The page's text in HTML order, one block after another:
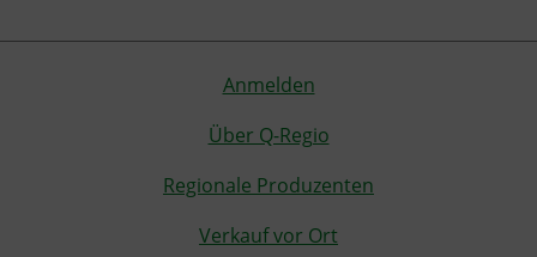
Anmelden
Über Q-Regio
Regionale Produzenten
Verkauf vor Ort